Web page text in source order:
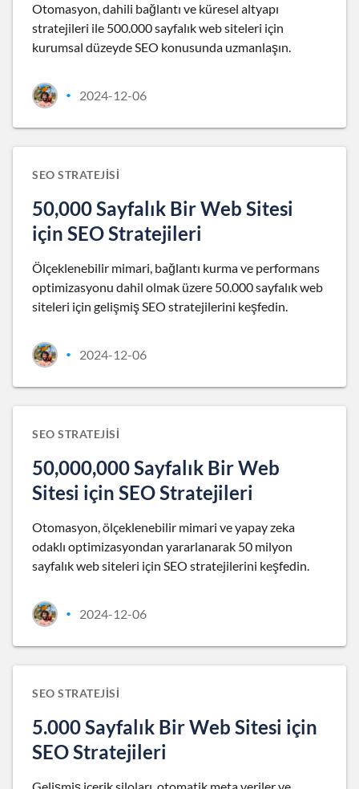
Otomasyon, dahili bağlantı ve küresel altyapı
stratejileri ile 500.000 sayfalık web siteleri için
kurumsal düzeyde SEO konusunda uzmanlaşın.
• 2024-12-06
SEO STRATEJISI
50,000 Sayfalık Bir Web Sitesi
için SEO Stratejileri
Ölçeklenebilir mimari, bağlantı kurma ve performans
optimizasyonu dahil olmak üzere 50.000 sayfalık web
siteleri için gelişmiş SEO stratejilerini keşfedin.
• 2024-12-06
SEO STRATEJISI
50,000,000 Sayfalık Bir Web
Sitesi için SEO Stratejileri
Otomasyon, ölçeklenebilir mimari ve yapay zeka
odaklı optimizasyondan yararlanarak 50 milyon
sayfalık web siteleri için SEO stratejilerini keşfedin.
• 2024-12-06
SEO STRATEJISI
5.000 Sayfalık Bir Web Sitesi için
SEO Stratejileri